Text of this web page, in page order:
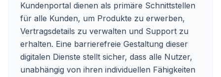
Kundenportal dienen als primäre Schnittstellen
für alle Kunden, um Produkte zu erwerben,
Vertragsdetails zu verwalten und Support zu
erhalten. Eine barrierefreie Gestaltung dieser
digitalen Dienste stellt sicher, dass alle Nutzer,
unabhängig von ihren individuellen Fähigkeiten